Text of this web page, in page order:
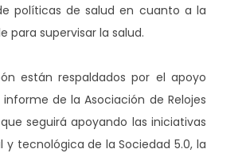
políticas de salud en cuanto a la
para supervisar la salud.
están respaldados por el apoyo
de la Asociación de Relojes
seguirá apoyando las iniciativas
y tecnológica de la Sociedad 5.0, la